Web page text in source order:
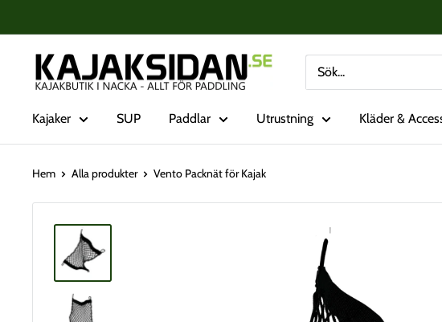
till
innehållKajaksidan
Kajaker SUP Paddlar Utrustning Kläder &
Hem Alla produkter Vento Packnät för Kajak